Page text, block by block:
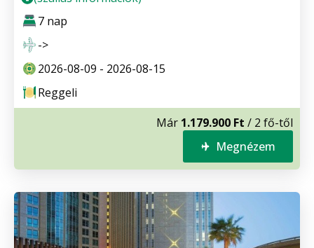
7 nap
->
2026-08-09 - 2026-08-15
Reggeli
Már 1.179.900 Ft / 2 fő-től
Megnézem